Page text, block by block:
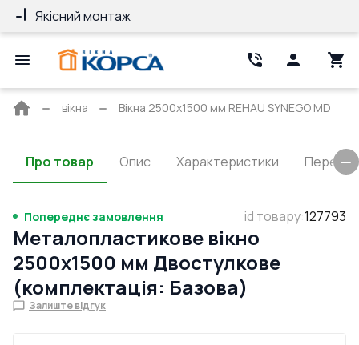
Якісний монтаж
Головна
вікна Вікна 2500x1500 мм REHAU SYNEGO MD
Про товар Опис Характеристики
Попереднє замовлення id товару:127793
Металопластикове вікно
2500x1500 мм Двостулкове
(комплектація: Базова)
Залиште відгук